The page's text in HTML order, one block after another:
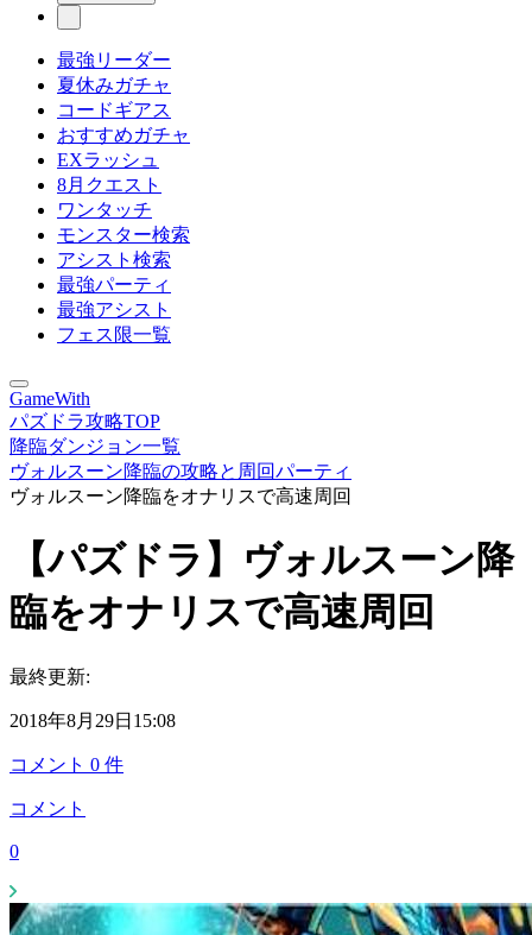
最強リーダー
夏休みガチャ
コードギアス
おすすめガチャ
EXラッシュ
8月クエスト
ワンタッチ
モンスター検索
アシスト検索
最強パーティ
最強アシスト
フェス限一覧
GameWith
パズドラ攻略TOP
降臨ダンジョン一覧
ヴォルスーン降臨の攻略と周回パーティ
ヴォルスーン降臨をオナリスで高速周回
【パズドラ】ヴォルスーン降
臨をオナリスで高速周回
最終更新:
2018年8月29日15:08
コメント 0 件
コメント
0